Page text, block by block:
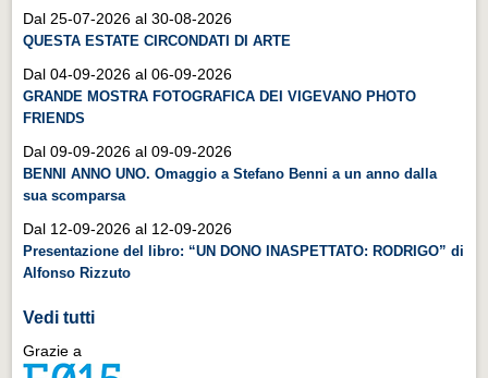
Musica e teatro
Musica e teatro
Distretto industriale
Distretto industriale
Muoversi a Vigevano
Muoversi a Vigevano
Cultura e turismo 4.0
Cultura e turismo 4.0
PROGETTI
PROGETTI
Dal 25-07-2026 al 30-08-2026
QUESTA ESTATE CIRCONDATI DI ARTE
Dal 04-09-2026 al 06-09-2026
GRANDE MOSTRA FOTOGRAFICA DEI VIGEVANO PHOTO
FRIENDS
Dal 09-09-2026 al 09-09-2026
BENNI ANNO UNO. Omaggio a Stefano Benni a un anno dalla
sua scomparsa
Dal 12-09-2026 al 12-09-2026
Presentazione del libro: “UN DONO INASPETTATO: RODRIGO” di
Alfonso Rizzuto
Vedi tutti
Grazie a